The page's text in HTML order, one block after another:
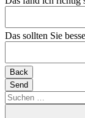
Das sollten Sie
Back
Send
Suchen
nach: